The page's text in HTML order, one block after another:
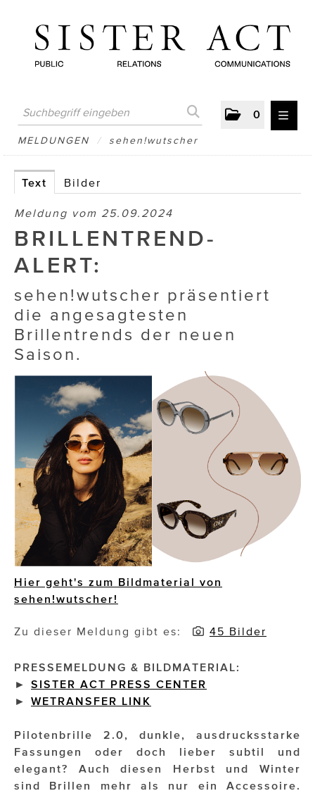
0
MELDUNGEN
AUSTRIAN PRESS DAY
ATELIER FĒ.
CUBE
Die Dudlerei
Dominique Scharax – Move Mind Breath
Dr. Albert Fuchs
Élan Flow
Foodsavers
FREIHERZ
FRISTADS
GHOST BASTARD
GymBeam
JOHANN STRAUSS – NEW DIMENSIONS
JUWELIER WAGNER
Magenta Telekom
MELDUNGEN / sehen!wutscher
Text Bilder
Meldung vom 25.09.2024
BRILLENTREND-
ALERT:
sehen!wutscher präsentiert
die angesagtesten
Brillentrends der neuen
Saison.
Hier geht's zum Bildmaterial von
sehen!wutscher!
Zu dieser Meldung gibt es: 45 Bilder
PRESSEMELDUNG & BILDMATERIAL:
► SISTER ACT PRESS CENTER
► WETRANSFER LINK
Pilotenbrille 2.0, dunkle, ausdrucksstarke
Fassungen oder doch lieber subtil und
elegant? Auch diesen Herbst und Winter
sind Brillen mehr als nur ein Accessoire.